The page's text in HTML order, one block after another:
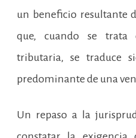
un beneficio resultante
que, cuando se trata
tributaria, se traduce
predominante de una
Un repaso a la